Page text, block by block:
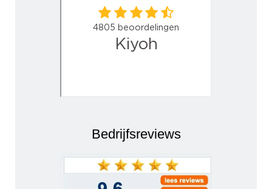
Bedrijfsreviews